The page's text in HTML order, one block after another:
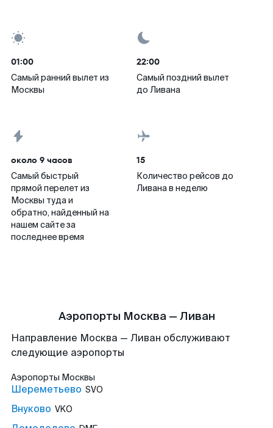
01:00
Самый ранний вылет из
Москвы
22:00
Самый поздний вылет
до Ливана
около 9 часов
Самый быстрый
прямой перелет из
Москвы туда и
обратно, найденный на
нашем сайте за
последнее время
15
Количество рейсов до
Ливана в неделю
Аэропорты Москва — Ливан
Направление Москва — Ливан обслуживают
следующие аэропорты
Аэропорты Москвы
Шереметьево SVO
Внуково VKO